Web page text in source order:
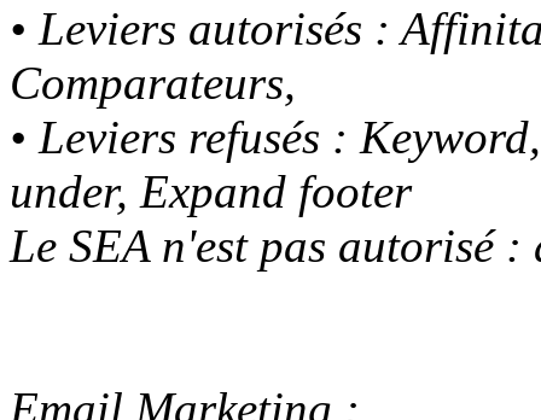
• Leviers autorisés :
Comparateurs,
• Leviers refusés :
under, Expand footer
Le SEA n'est pas autorisé
Email Marketing :